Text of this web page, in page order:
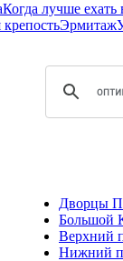
Когда лучше ехать
Эрмитаж
Дворцы
Большой
Верхний
Нижний